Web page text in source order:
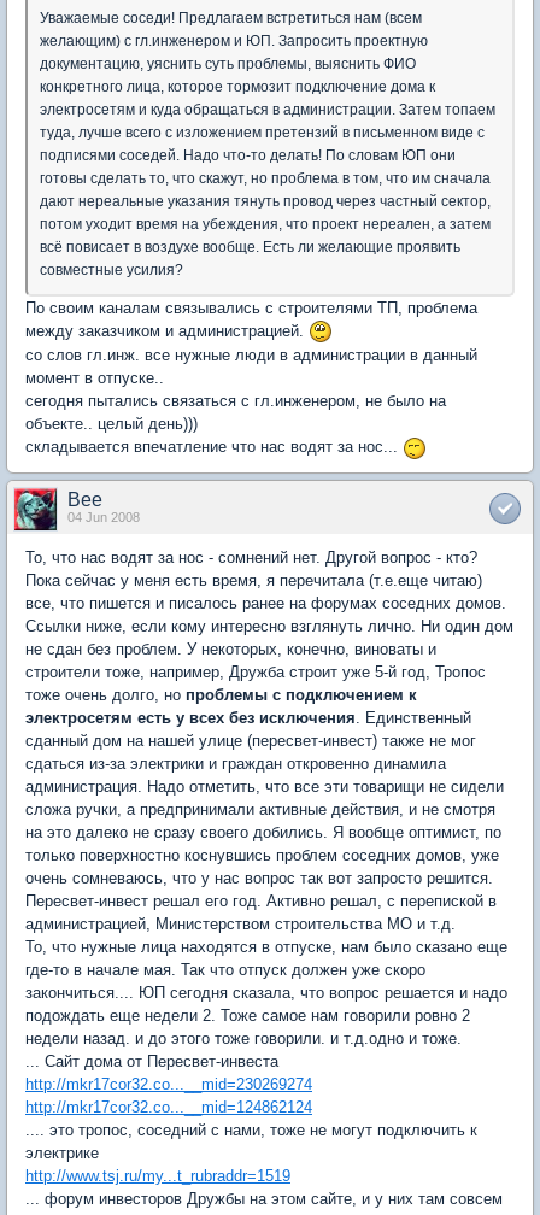
Уважаемые соседи! Предлагаем встретиться нам (всем
желающим) с гл.инженером и ЮП. Запросить проектную
документацию, уяснить суть проблемы, выяснить ФИО
конкретного лица, которое тормозит подключение дома к
электросетям и куда обращаться в администрации. Затем топаем
туда, лучше всего с изложением претензий в письменном виде с
подписями соседей. Надо что-то делать! По словам ЮП они
готовы сделать то, что скажут, но проблема в том, что им сначала
дают нереальные указания тянуть провод через частный сектор,
потом уходит время на убеждения, что проект нереален, а затем
всё повисает в воздухе вообще. Есть ли желающие проявить
совместные усилия?
По своим каналам связывались с строителями ТП, проблема
между заказчиком и администрацией.
со слов гл.инж. все нужные люди в администрации в данный
момент в отпуске..
сегодня пытались связаться с гл.инженером, не было на
объекте.. целый день)))
складывается впечатление что нас водят за нос...
Bee
04 Jun 2008
То, что нас водят за нос - сомнений нет. Другой вопрос - кто?
Пока сейчас у меня есть время, я перечитала (т.е.еще читаю)
все, что пишется и писалось ранее на форумах соседних домов.
Ссылки ниже, если кому интересно взглянуть лично. Ни один дом
не сдан без проблем. У некоторых, конечно, виноваты и
строители тоже, например, Дружба строит уже 5-й год, Тропос
тоже очень долго, но проблемы с подключением к
электросетям есть у всех без исключения . Единственный
сданный дом на нашей улице (пересвет-инвест) также не мог
сдаться из-за электрики и граждан откровенно динамила
администрация. Надо отметить, что все эти товарищи не сидели
сложа ручки, а предпринимали активные действия, и не смотря
на это далеко не сразу своего добились. Я вообще оптимист, по
только поверхностно коснувшись проблем соседних домов, уже
очень сомневаюсь, что у нас вопрос так вот запросто решится.
Пересвет-инвест решал его год. Активно решал, с перепиской в
администрацией, Министерством строительства МО и т.д.
То, что нужные лица находятся в отпуске, нам было сказано еще
где-то в начале мая. Так что отпуск должен уже скоро
закончиться.... ЮП сегодня сказала, что вопрос решается и надо
подождать еще недели 2. Тоже самое нам говорили ровно 2
недели назад. и до этого тоже говорили. и т.д.одно и тоже.
... Сайт дома от Пересвет-инвеста
http://mkr17cor32.co...__mid=230269274
http://mkr17cor32.co...__mid=124862124
.... это тропос, соседний с нами, тоже не могут подключить к
электрике
http://www.tsj.ru/my...t_rubraddr=1519
... форум инвесторов Дружбы на этом сайте, и у них там совсем